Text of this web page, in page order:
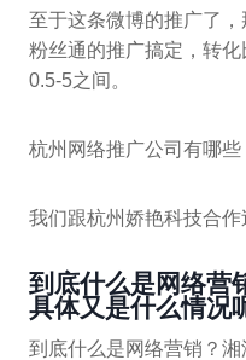
至于这条微博的推广了
粉丝通的推广搞定，转
0.5-5之间。
杭州网络推广公司有哪些
我们跟杭州娇艳科技合
到底什么是网络营
具体又是什么情况
到底什么是网络营销？